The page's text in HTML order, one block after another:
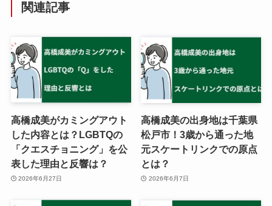
関連記事
高橋成美がカミングアウト
した内容とは？LGBTQの
「クエスチョニング」を公
表した理由と反響は？
2026年6月27日
高橋成美の出身地は千葉県
松戸市！3歳から通った地
元スケートリンクでの原点
とは？
2026年6月7日